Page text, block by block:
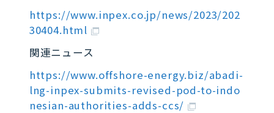
https://www.inpex.co.jp/news/2023/202
30404.html
関連ニュース
https://www.offshore-energy.biz/abadi-
lng-inpex-submits-revised-pod-to-indo
nesian-authorities-adds-ccs/